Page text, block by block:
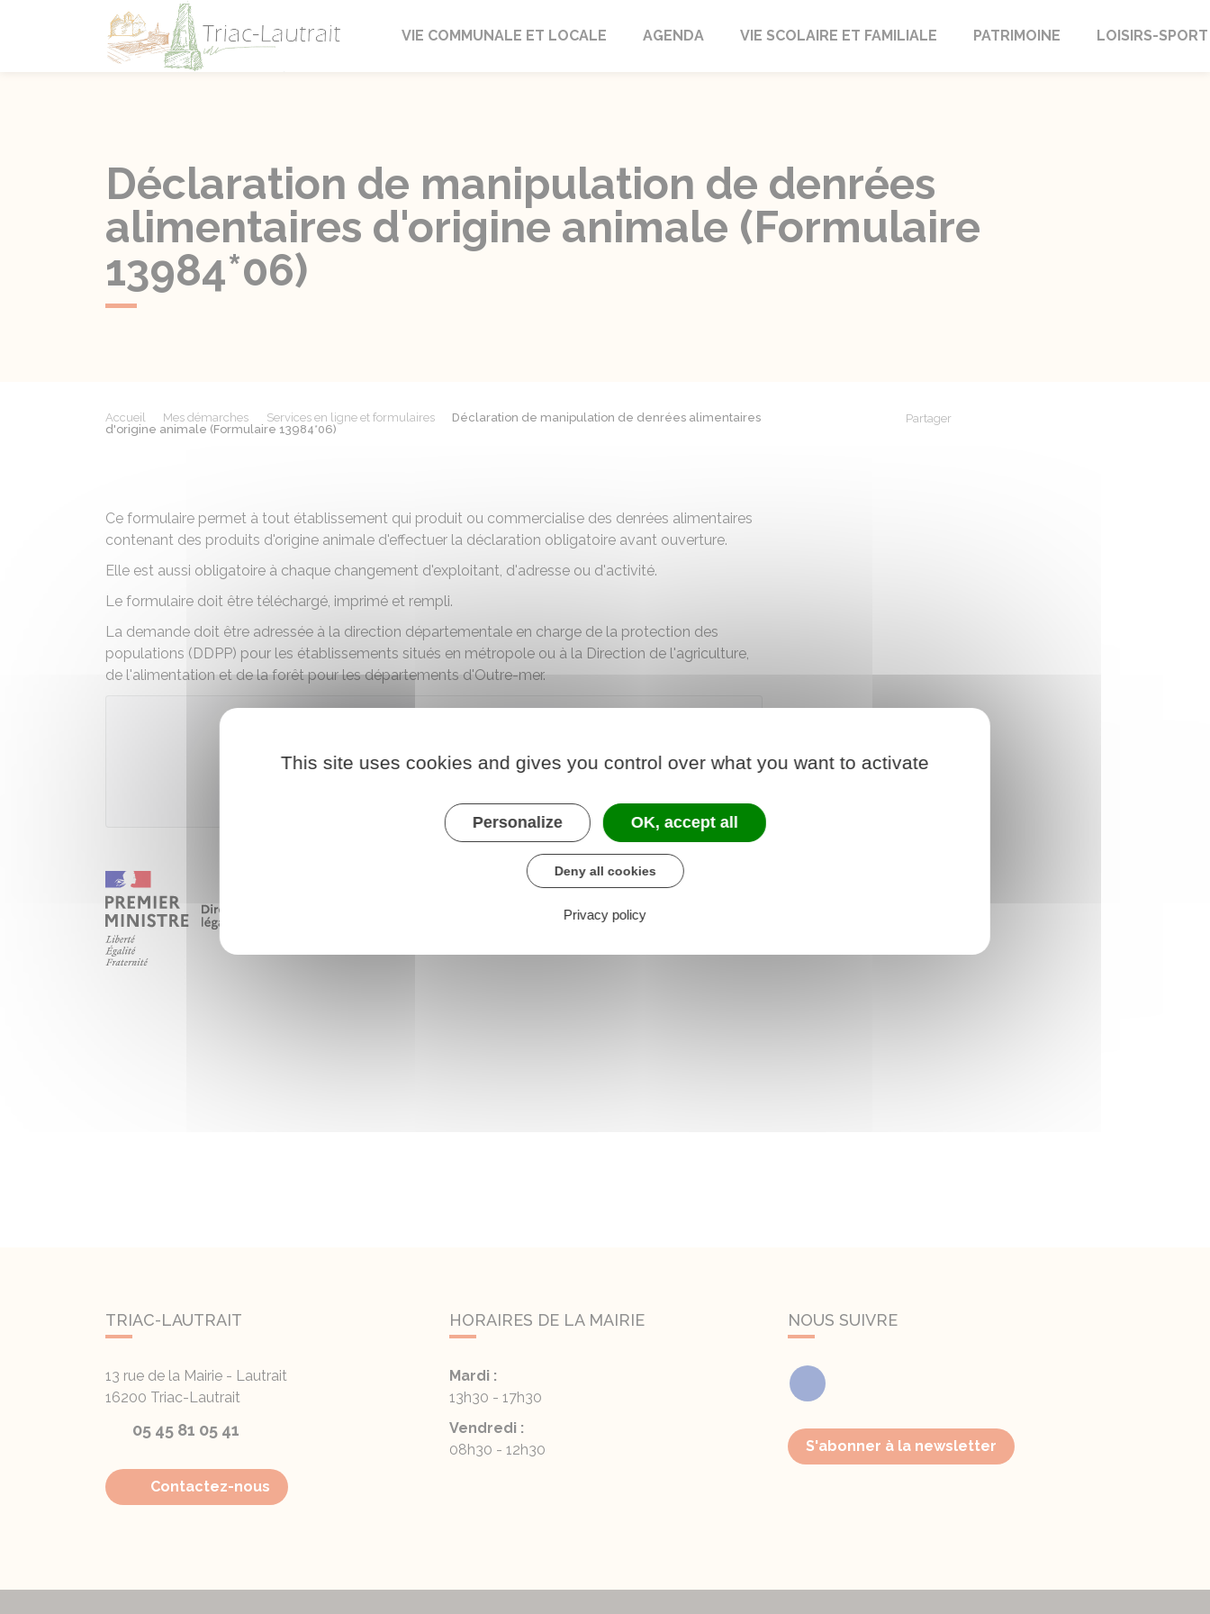
Triac-Lautrait
VIE COMMUNALE ET LOCALE AGENDA VIE SCOLAIRE ET FAMILIALE PATRIMOINE LOISIRS-SPORT
Déclaration de manipulation de denrées
alimentaires d'origine animale (Formulaire
13984*06)
Accueil Mes démarches Services en ligne et formulaires
Déclaration de manipulation de denrées alimentaires
d'origine animale (Formulaire 13984*06)
Partager
Ce formulaire permet à tout établissement qui produit ou commercialise des denrées alimentaires
contenant des produits d'origine animale d'effectuer la déclaration obligatoire avant ouverture.
Elle est aussi obligatoire à chaque changement d'exploitant, d'adresse ou d'activité.
Le formulaire doit être téléchargé, imprimé et rempli.
La demande doit être adressée à la direction départementale en charge de la protection des
populations (DDPP) pour les établissements situés en métropole ou à la Direction de l'agriculture,
de l'alimentation et de la forêt pour les départements d'Outre-mer.
Télécharger le formulaire (179.6 KB)
Ministère chargé de l'agriculture
TRIAC-LAUTRAIT
13 rue de la Mairie - Lautrait
16200 Triac-Lautrait
05 45 81 05 41
Contactez-nous
HORAIRES DE LA MAIRIE
Mardi :
13h30 - 17h30
Vendredi :
08h30 - 12h30
NOUS SUIVRE
Facebook
S'abonner à la newsletter
This site uses cookies and gives you control over what you want to activate
Personalize OK, accept all
Deny all cookies
Privacy policy